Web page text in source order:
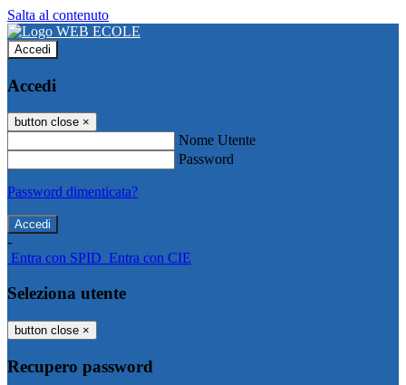
Salta al contenuto
Accedi
Accedi
button close ×
Nome Utente
Password
Password dimenticata?
-
Entra con SPID Entra con CIE
Seleziona utente
button close ×
Recupero password